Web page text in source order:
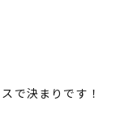
で決まりです！